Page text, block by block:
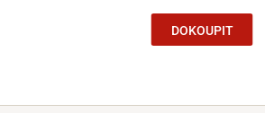
DOKOUPIT